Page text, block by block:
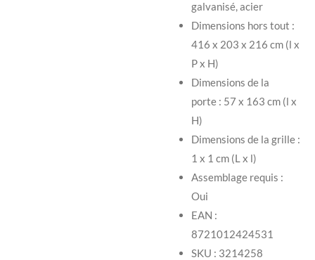
galvanisé, acier
Dimensions hors tout :
416 x 203 x 216 cm (l x
P x H)
Dimensions de la
porte : 57 x 163 cm (l x
H)
Dimensions de la grille :
1 x 1 cm (L x l)
Assemblage requis :
Oui
EAN :
8721012424531
SKU : 3214258